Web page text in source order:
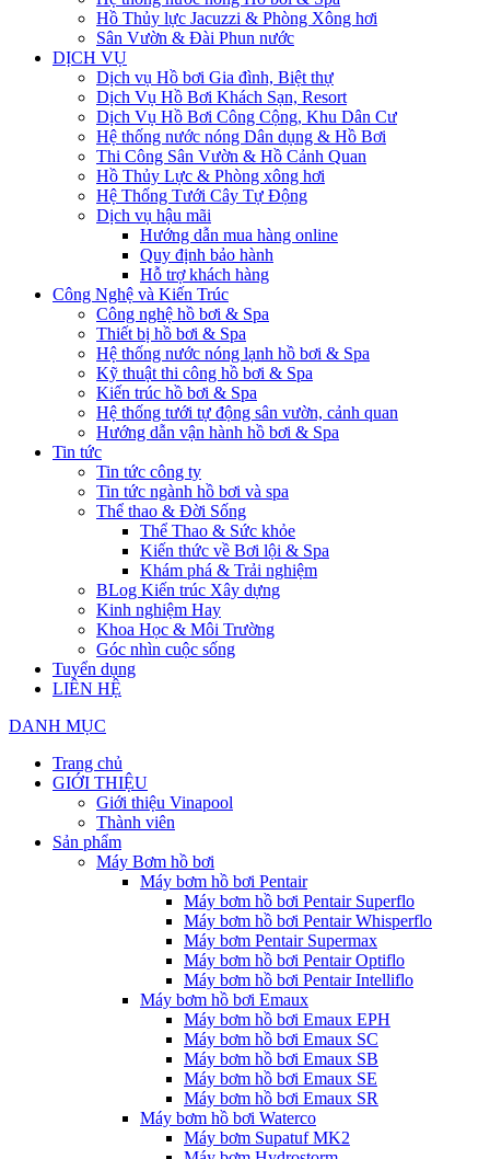
Hồ Thủy lực Jacuzzi & Phòng Xông hơi
Sân Vườn & Đài Phun nước
DỊCH VỤ
Dịch vụ Hồ bơi Gia đình, Biệt thự
Dịch Vụ Hồ Bơi Khách Sạn, Resort
Dịch Vụ Hồ Bơi Công Cộng, Khu Dân Cư
Hệ thống nước nóng Dân dụng & Hồ Bơi
Thi Công Sân Vườn & Hồ Cảnh Quan
Hồ Thủy Lực & Phòng xông hơi
Hệ Thống Tưới Cây Tự Động
Dịch vụ hậu mãi
Hướng dẫn mua hàng online
Quy định bảo hành
Hỗ trợ khách hàng
Công Nghệ và Kiến Trúc
Công nghệ hồ bơi & Spa
Thiết bị hồ bơi & Spa
Hệ thống nước nóng lạnh hồ bơi & Spa
Kỹ thuật thi công hồ bơi & Spa
Kiến trúc hồ bơi & Spa
Hệ thống tưới tự động sân vườn, cảnh quan
Hướng dẫn vận hành hồ bơi & Spa
Tin tức
Tin tức công ty
Tin tức ngành hồ bơi và spa
Thể thao & Đời Sống
Thể Thao & Sức khỏe
Kiến thức về Bơi lội & Spa
Khám phá & Trải nghiệm
BLog Kiến trúc Xây dựng
Kinh nghiệm Hay
Khoa Học & Môi Trường
Góc nhìn cuộc sống
Tuyển dụng
LIÊN HỆ
DANH MỤC
Trang chủ
GIỚI THIỆU
Giới thiệu Vinapool
Thành viên
Sản phẩm
Máy Bơm hồ bơi
Máy bơm hồ bơi Pentair
Máy bơm hồ bơi Pentair Superflo
Máy bơm hồ bơi Pentair Whisperflo
Máy bơm Pentair Supermax
Máy bơm hồ bơi Pentair Optiflo
Máy bơm hồ bơi Pentair Intelliflo
Máy bơm hồ bơi Emaux
Máy bơm hồ bơi Emaux EPH
Máy bơm hồ bơi Emaux SC
Máy bơm hồ bơi Emaux SB
Máy bơm hồ bơi Emaux SE
Máy bơm hồ bơi Emaux SR
Máy bơm hồ bơi Waterco
Máy bơm Supatuf MK2